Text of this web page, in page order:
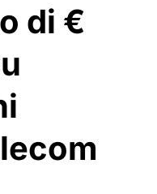
di €